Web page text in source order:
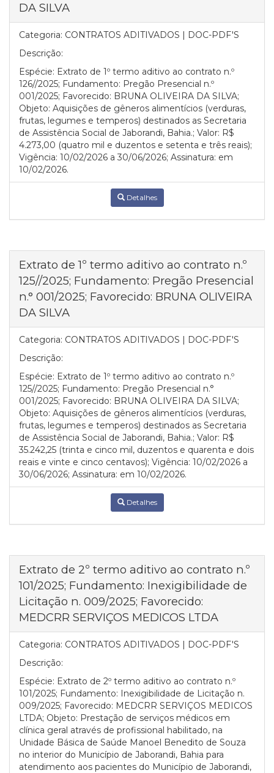
DA SILVA
Categoria: CONTRATOS ADITIVADOS | DOC-PDF'S
Descrição:
Espécie: Extrato de 1º termo aditivo ao contrato n.º
126//2025; Fundamento: Pregão Presencial n.º
001/2025; Favorecido: BRUNA OLIVEIRA DA SILVA;
Objeto: Aquisições de gêneros alimentícios (verduras,
frutas, legumes e temperos) destinados as Secretaria
de Assistência Social de Jaborandi, Bahia.; Valor: R$
4.273,00 (quatro mil e duzentos e setenta e três reais);
Vigência: 10/02/2026 a 30/06/2026; Assinatura: em
10/02/2026.
Detalhes
Extrato de 1º termo aditivo ao contrato n.º
125//2025; Fundamento: Pregão Presencial
n.° 001/2025; Favorecido: BRUNA OLIVEIRA
DA SILVA
Categoria: CONTRATOS ADITIVADOS | DOC-PDF'S
Descrição:
Espécie: Extrato de 1º termo aditivo ao contrato n.º
125//2025; Fundamento: Pregão Presencial n.°
001/2025; Favorecido: BRUNA OLIVEIRA DA SILVA;
Objeto: Aquisições de gêneros alimentícios (verduras,
frutas, legumes e temperos) destinados as Secretaria
de Assistência Social de Jaborandi, Bahia.; Valor: R$
35.242,25 (trinta e cinco mil, duzentos e quarenta e dois
reais e vinte e cinco centavos); Vigência: 10/02/2026 a
30/06/2026; Assinatura: em 10/02/2026.
Detalhes
Extrato de 2º termo aditivo ao contrato n.º
101/2025; Fundamento: Inexigibilidade de
Licitação n. 009/2025; Favorecido:
MEDCRR SERVIÇOS MEDICOS LTDA
Categoria: CONTRATOS ADITIVADOS | DOC-PDF'S
Descrição:
Espécie: Extrato de 2º termo aditivo ao contrato n.º
101/2025; Fundamento: Inexigibilidade de Licitação n.
009/2025; Favorecido: MEDCRR SERVIÇOS MEDICOS
LTDA; Objeto: Prestação de serviços médicos em
clínica geral através de profissional habilitado, na
Unidade Básica de Saúde Manoel Benedito de Souza
no interior do Município de Jaborandi, Bahia para
atendimento aos pacientes do Município de Jaborandi,